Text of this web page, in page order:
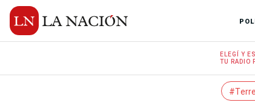
ELEGÍ Y
TU RADIO